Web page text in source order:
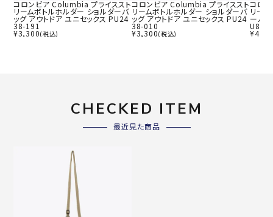
コロンビア Columbia プライススト
リームボトルホルダー ショルダーバ
ッグ アウトドア ユニセックス PU24
38-191
¥3,300(税込)
コロンビア Columbia プライススト
リームボトルホルダー ショルダーバ
ッグ アウトドア ユニセックス PU24
38-010
¥3,300(税込)
コロ
リー
ーバ
¥
CHECKED ITEM
最近見た商品